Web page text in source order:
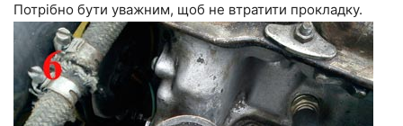
Потрібно бути уважним, щоб не втратити прокладку.